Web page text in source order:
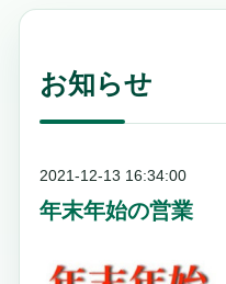
お知らせ
2021-12-13 16:34:00
年末年始の営業